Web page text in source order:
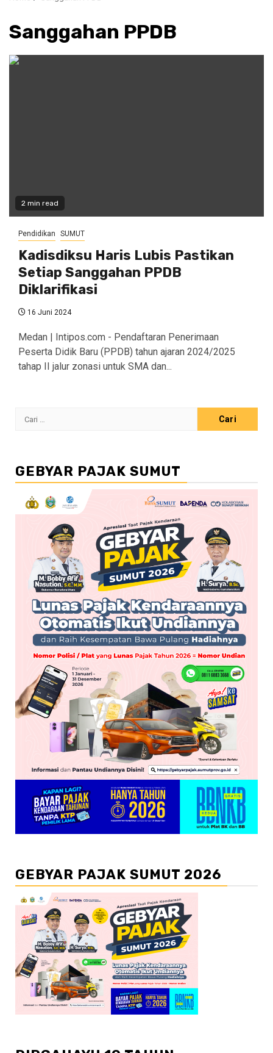
Sanggahan PPDB
2 min read
Pendidikan SUMUT
Kadisdiksu Haris Lubis Pastikan
Setiap Sanggahan PPDB
Diklarifikasi
16 Juni 2024
Medan | Intipos.com - Pendaftaran Penerimaan
Peserta Didik Baru (PPDB) tahun ajaran 2024/2025
tahap II jalur zonasi untuk SMA dan...
Cari
GEBYAR PAJAK SUMUT
GEBYAR PAJAK SUMUT 2026